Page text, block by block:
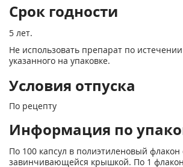
Срок годности
5 лет.
Не использовать препарат по истечении
указанного на упаковке.
Условия отпуска
По рецепту
Информация по
По 100 капсул в полиэтиленовый флакон
завинчивающейся крышкой. По 1